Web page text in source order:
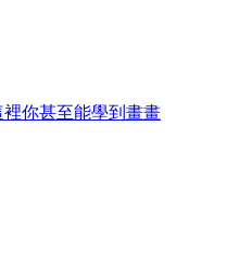
裡你甚至能學到畫畫